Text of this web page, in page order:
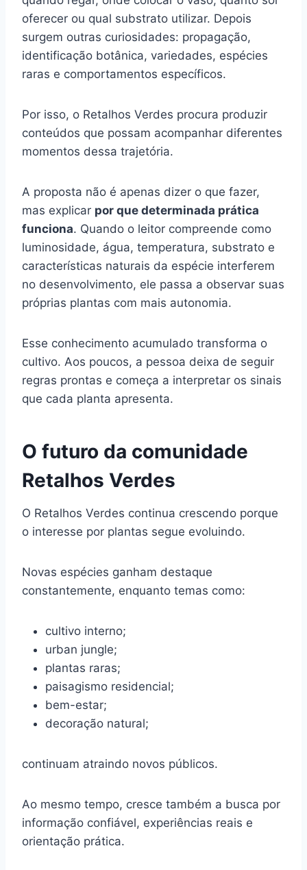
oferecer ou qual substrato utilizar. Depois
surgem outras curiosidades: propagação,
identificação botânica, variedades, espécies
raras e comportamentos específicos.
Por isso, o Retalhos Verdes procura produzir
conteúdos que possam acompanhar diferentes
momentos dessa trajetória.
A proposta não é apenas dizer o que fazer,
mas explicar por que determinada prática
funciona. Quando o leitor compreende como
luminosidade, água, temperatura, substrato e
características naturais da espécie interferem
no desenvolvimento, ele passa a observar suas
próprias plantas com mais autonomia.
Esse conhecimento acumulado transforma o
cultivo. Aos poucos, a pessoa deixa de seguir
regras prontas e começa a interpretar os sinais
que cada planta apresenta.
O futuro da comunidade
Retalhos Verdes
O Retalhos Verdes continua crescendo porque
o interesse por plantas segue evoluindo.
Novas espécies ganham destaque
constantemente, enquanto temas como:
cultivo interno;
urban jungle;
plantas raras;
paisagismo residencial;
bem-estar;
decoração natural;
continuam atraindo novos públicos.
Ao mesmo tempo, cresce também a busca por
informação confiável, experiências reais e
orientação prática.